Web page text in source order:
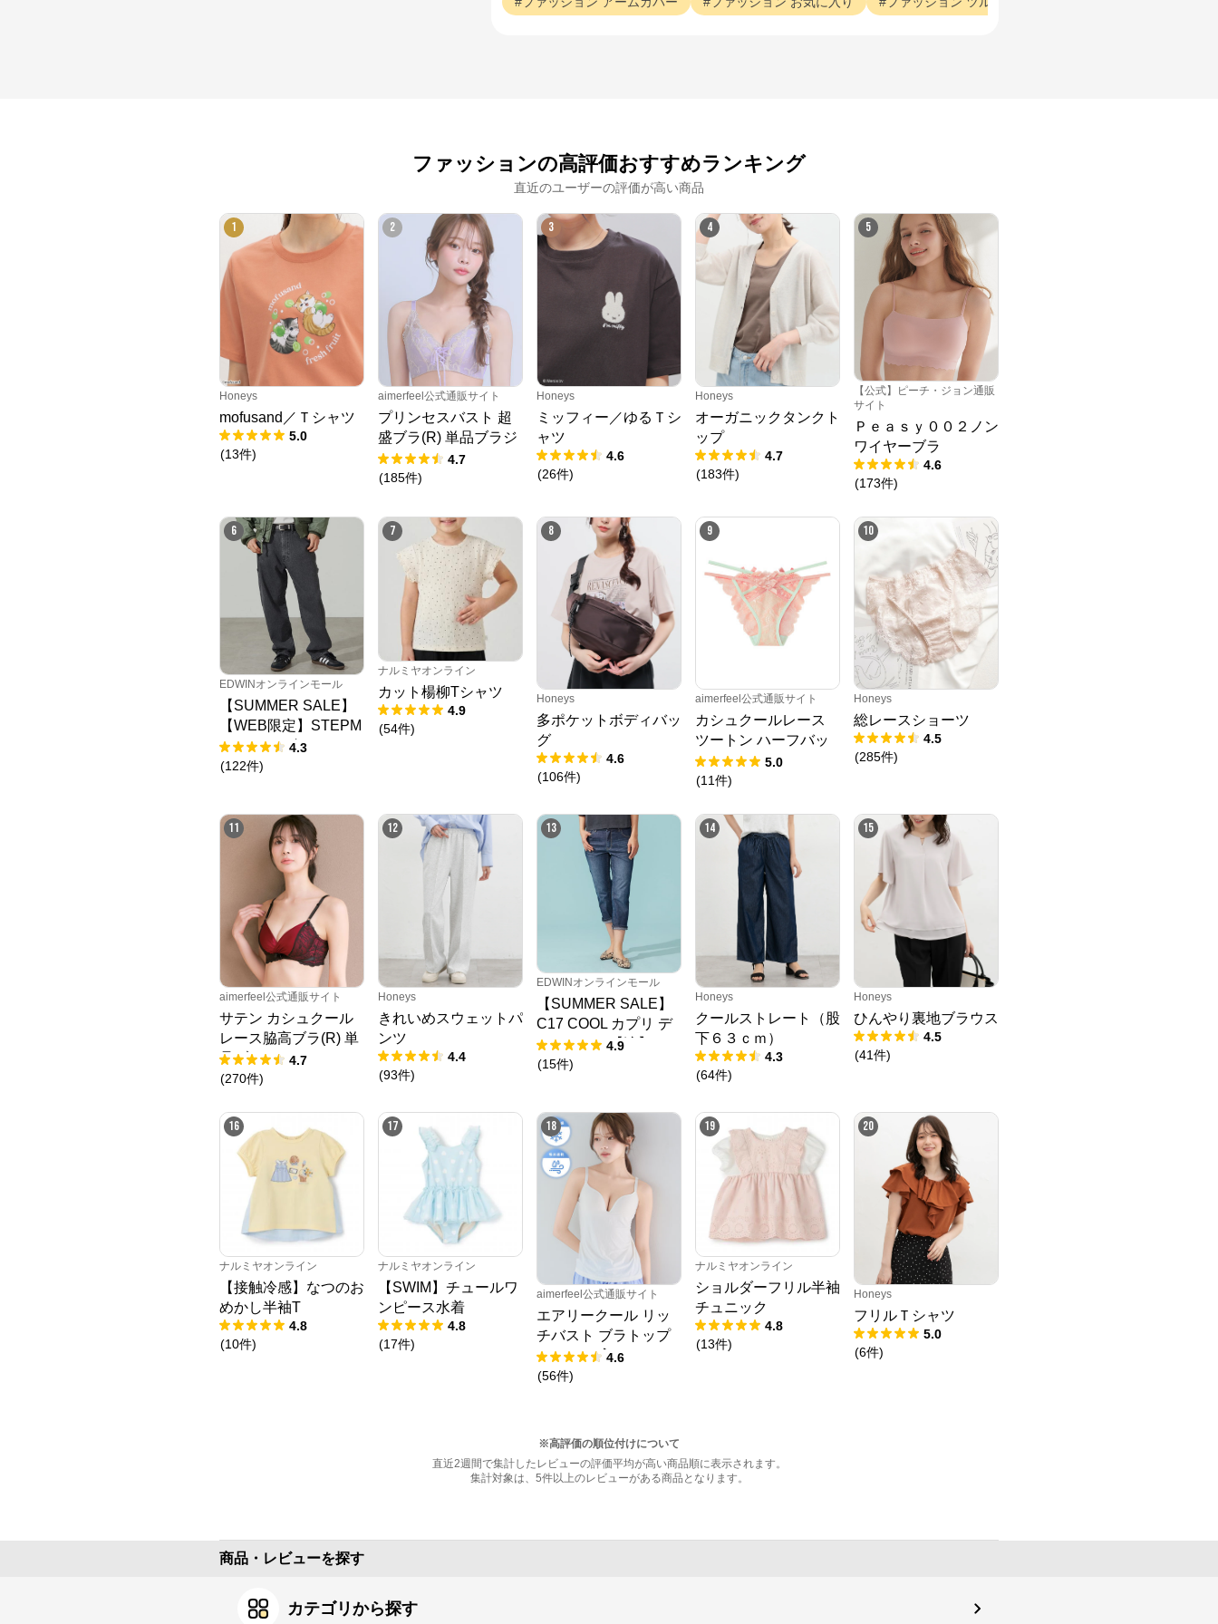
ファッションの高評価おすすめランキング
直近のユーザーの評価が高い商品
1
Honeys
mofusand／Ｔシャツ
5.0
(13件)
2
aimerfeel公式通販サイト
プリンセスバスト 超
盛ブラ(R) 単品ブラジ
ャー
4.7
(185件)
3
Honeys
ミッフィー／ゆるＴシ
ャツ
4.6
(26件)
4
Honeys
オーガニックタンクト
ップ
4.7
(183件)
5
【公式】ピーチ・ジョン通販
サイト
Ｐｅａｓｙ００２ノン
ワイヤーブラ
4.6
(173件)
6
EDWINオンラインモール
【SUMMER SALE】
【WEB限定】STEPM
ARK ルーズペインタ
ーパンツ
4.3
(122件)
7
ナルミヤオンライン
カット楊柳Tシャツ
4.9
(54件)
8
Honeys
多ポケットボディバッ
グ
4.6
(106件)
9
aimerfeel公式通販サイト
カシュクールレース
ツートン ハーフバッ
クショーツ5.0
(11件)
10
Honeys
総レースショーツ
4.5
(285件)
11
aimerfeel公式通販サイト
サテン カシュクール
レース脇高ブラ(R) 単
品ブラジャー
4.7
(270件)
12
Honeys
きれいめスウェットパ
ンツ
4.4
(93件)
13
EDWINオンラインモール
【SUMMER SALE】
C17 COOL カプリ デ
ニムパンツ【涼】
4.9
(15件)
14
Honeys
クールストレート（股
下６３ｃｍ）
4.3
(64件)
15
Honeys
ひんやり裏地ブラウス
4.5
(41件)
16
ナルミヤオンライン
【接触冷感】なつのお
めかし半袖T
4.8
(10件)
17
ナルミヤオンライン
【SWIM】チュールワ
ンピース水着
4.8
(17件)
18
aimerfeel公式通販サイト
エアリークール リッ
チバスト ブラトップ
(ワイヤー入り)
4.6
(56件)
19
ナルミヤオンライン
ショルダーフリル半袖
チュニック
4.8
(13件)
20
Honeys
フリルＴシャツ
5.0
(6件)
※高評価の順位付けについて
直近2週間で集計したレビューの評価平均が高い商品順に表示されます。
集計対象は、5件以上のレビューがある商品となります。
クロスプラス オンラインストア
※外部サイトが開きます
クロスプラス　オンラインストア からのコメント
N.O.R.C (ノーク)、JUNKO SHIMADA (ジュンコシマダ) 、ATSURO TAYAMA
（アツロウ タヤマ）、
ALPHA CUBIC (アルファーキュービック)、DECOY (デコイ)、Petit Honfleur
心に、多くの人気ブランドをラインナップ。
レディースファッションを中心に、ライフスタイルを豊かにするオリジナルア
イテムをご提案します。
商品・レビューを探す
カテゴリから探す